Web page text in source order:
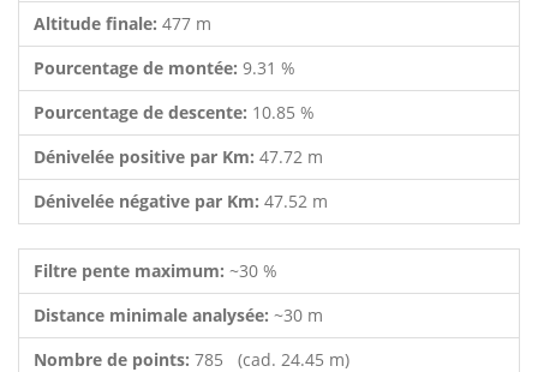
Altitude finale: 477 m
Pourcentage de montée: 9.31 %
Pourcentage de descente: 10.85 %
Dénivelée positive par Km: 47.72 m
Dénivelée négative par Km: 47.52 m
Filtre pente maximum: ~30 %
Distance minimale analysée: ~30 m
Nombre de points: 785 (cad. 24.45 m)